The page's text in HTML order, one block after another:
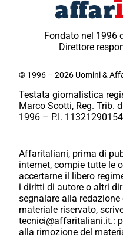
Fondato nel 1996
Direttore
© 1996 – 2026 Uomini &
Testata giornalistica
Marco Scotti, Reg. Trib.
1996 – P.I. 11321290154
Affaritaliani, prima di
internet, compie tutte le
accertarne il libero
i diritti di autore o altri
segnalare alla redazione
materiale riservato,
tecnici@affaritaliani.it.:
alla rimozione del